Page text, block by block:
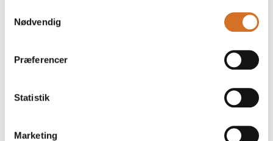
Nødvendig
Præferencer
Statistik
Marketing